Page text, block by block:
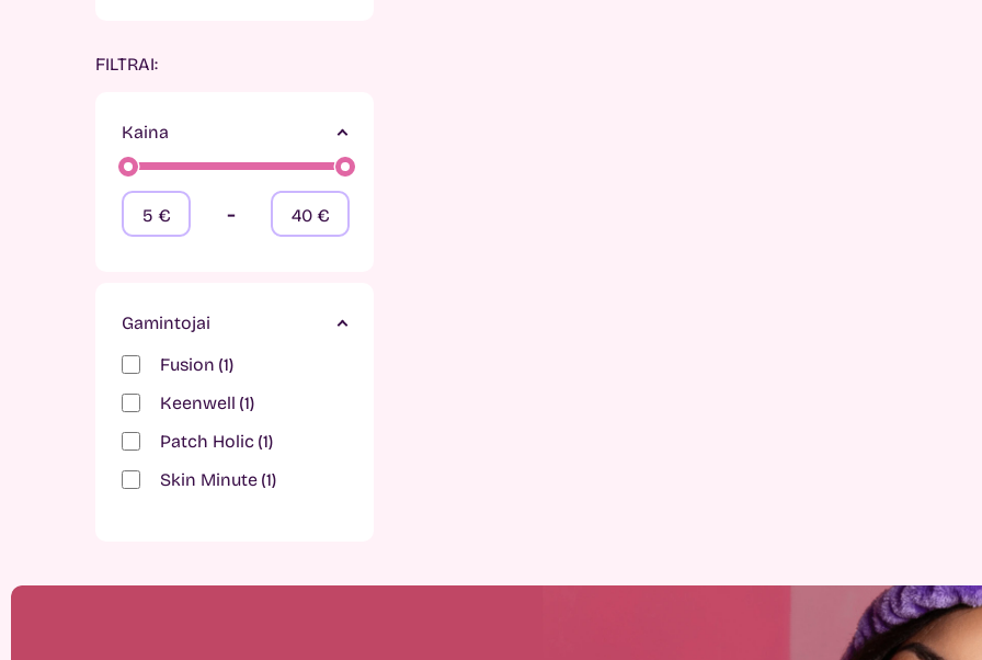
FILTRAI:
Kaina
5 € - 40€
Gamintojai
Fusion 1
Keenwell 1
Patch Holic 1
Skin Minute 1